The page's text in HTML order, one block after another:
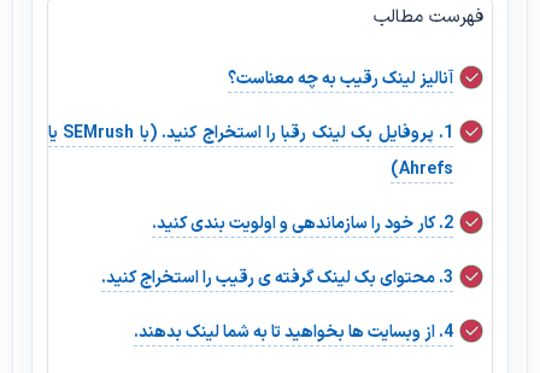
فهرست مطالب
آنالیز لینک رقیب به چه معناست؟
1. پروفایل بک لینک رقبا را استخراج کنید. (با SEMrush یا
Ahrefs)
2. کار خود را سازماندهی و اولویت بندی کنید.
3. محتوای بک لینک گرفته ی رقیب را استخراج کنید.
4. از وبسایت ها بخواهید تا به شما لینک بدهند.